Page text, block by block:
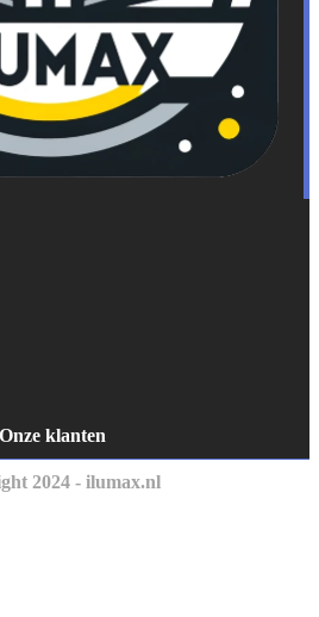
Onze klanten
2024 - ilumax.nl